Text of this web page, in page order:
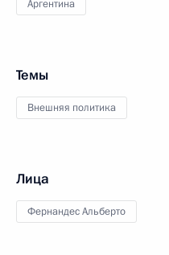
Аргентина
Темы
Внешняя политика
Лица
Фернандес Альберто